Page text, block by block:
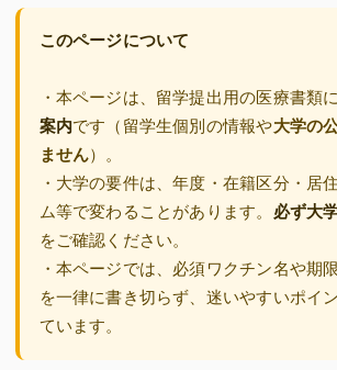
このページについて
・本ページは、留学提出用の医療書類
案内です（留学生個別の情報や大学の
ません）。
・大学の要件は、年度・在籍区分・居
ム等で変わることがあります。 必ず大
をご確認ください。
・本ページでは、必須ワクチン名や期
を一律に書き切らず、迷いやすいポイ
ています。